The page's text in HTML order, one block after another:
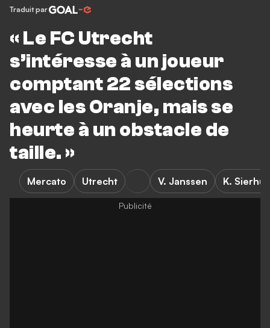
Traduit par
« Le FC Utrecht
s’intéresse à un joueur
comptant 22 sélections
avec les Oranje, mais se
heurte à un obstacle de
taille. »
Mercato Utrecht V. Janssen K.